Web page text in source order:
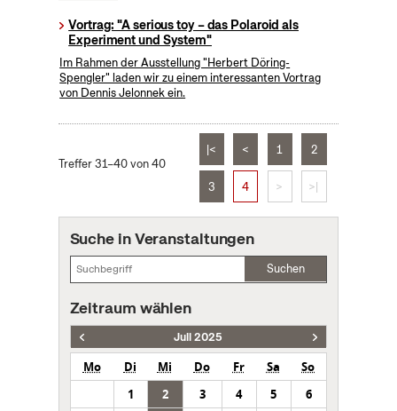
Vortrag: "A serious toy – das Polaroid als
Experiment und System"
Im Rahmen der Ausstellung "Herbert Döring-
Spengler" laden wir zu einem interessanten Vortrag
von Dennis Jelonnek ein.
Treffer 31–40 von 40
|< < 1 2
3 4 > >|
Suche in Veranstaltungen
Suchen
Zeitraum wählen
Juli 2025
Mo Di Mi Do Fr Sa
So
1
2 3 4 5
6